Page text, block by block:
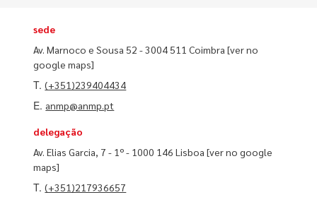
sede
Av. Marnoco e Sousa 52 - 3004 511 Coimbra[ver no
google maps]
T.(+351)239404434
E. anmp@anmp.pt
delegação
Av. Elias Garcia, 7 - 1º - 1000 146 Lisboa[ver no google
maps]
T.(+351)217936657